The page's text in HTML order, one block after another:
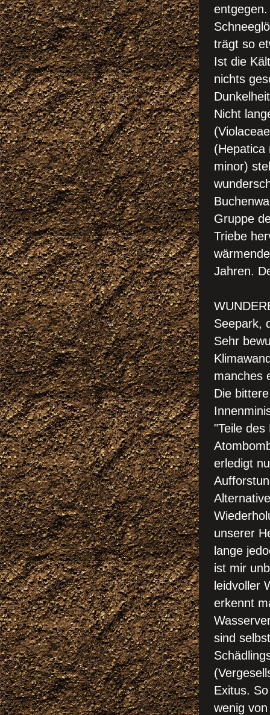
trägt so
Ist die
nichts
Nicht
(Hepatica
minor)
Gruppe
Triebe
Jahren.
Seepark,
Sehr
manches
Die
"Teile
erledigt
unserer
lange
ist mir
leidvoller
erkennt
sind
Exitus.
wenig